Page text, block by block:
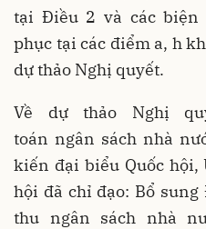
tại Điều 2 và các biện
phục tại các điểm a, h
dự thảo Nghị quyết.
Về dự thảo Nghị
toán ngân sách nhà
kiến đại biểu Quốc hội,
hội đã chỉ đạo: Bổ
thu ngân sách nhà